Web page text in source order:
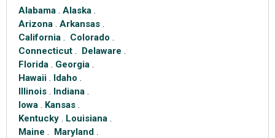
Alabama. Alaska.
Arizona. Arkansas.
California. Colorado .
Connecticut. Delaware .
Florida. Georgia.
Hawaii. Idaho .
Illinois. Indiana.
Iowa. Kansas.
Kentucky. Louisiana.
Maine . Maryland.